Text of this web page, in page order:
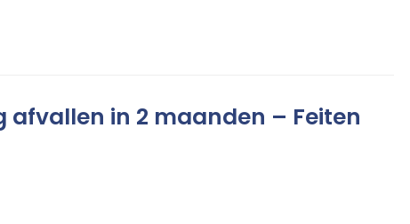
afvallen in 2 maanden – Feiten